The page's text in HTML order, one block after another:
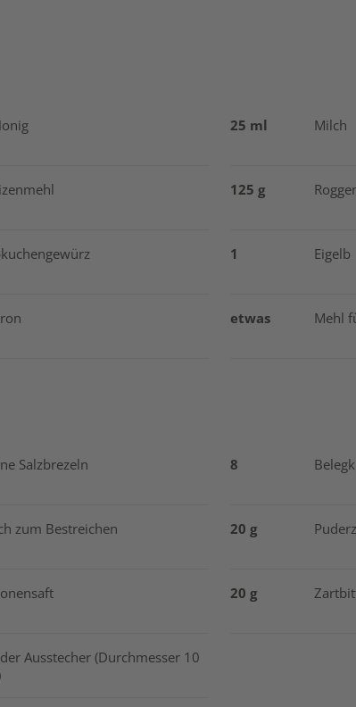
25 ml Milch
125 g
1 Eigelb
etwas Mehl
Salzbrezeln 8
zum Bestreichen 20 g
20 g
Ausstecher (Durchmesser 10